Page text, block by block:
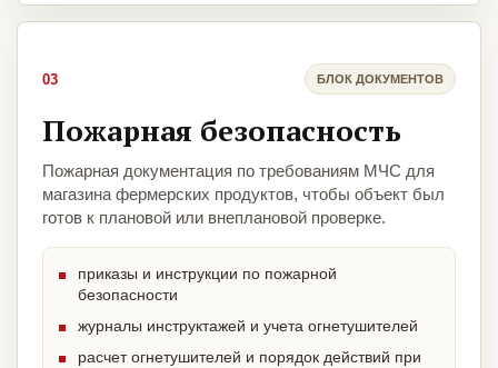
03 БЛОК ДОКУМЕНТОВ
Пожарная безопасность
Пожарная документация по требованиям МЧС для
магазина фермерских продуктов, чтобы объект был
готов к плановой или внеплановой проверке.
приказы и инструкции по пожарной
безопасности
журналы инструктажей и учета огнетушителей
расчет огнетушителей и порядок действий при